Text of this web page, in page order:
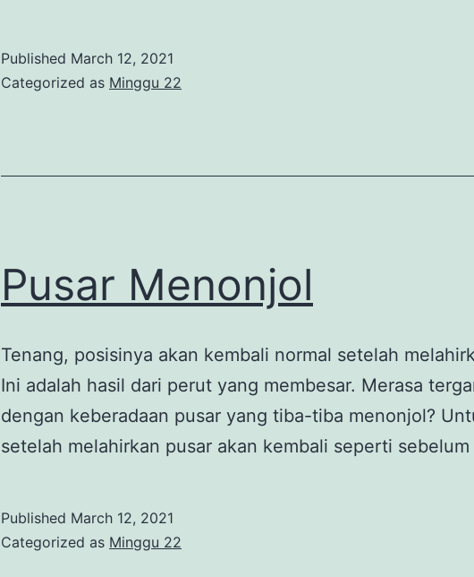
Published March 12, 2021
Categorized as Minggu 22
Pusar Menonjol
Tenang, posisinya akan kembali normal setelah
Ini adalah hasil dari perut yang membesar. Merasa
dengan keberadaan pusar yang tiba-tiba menonjol?
setelah melahirkan pusar akan kembali seperti sebelum
Published March 12, 2021
Categorized as Minggu 22